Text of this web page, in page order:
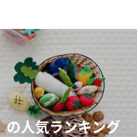
人気ランキング